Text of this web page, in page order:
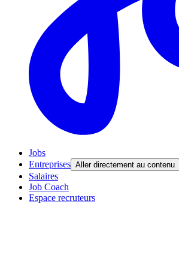
Jobs
Entreprises Aller directement au contenu
Salaires
Job Coach
Espace recruteurs